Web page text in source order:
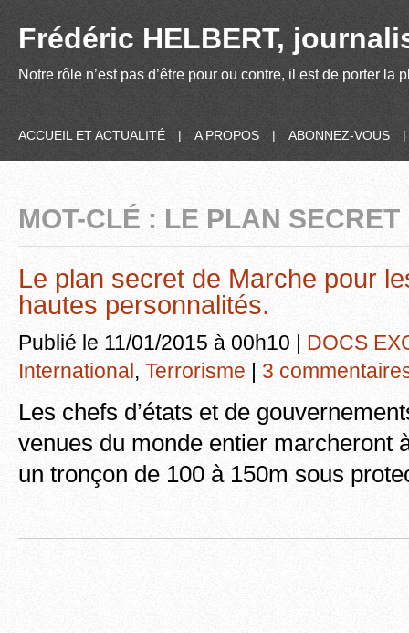
Frédéric HELBERT,
Notre rôle n’est pas d’être pour ou contre, il est de porter
ACCUEIL ET ACTUALITÉ | A PROPOS | ABONNEZ-VOUS |
MOT-CLÉ : LE PLAN SECRET
Le plan secret de Marche pour
hautes personnalités.
Publié le 11/01/2015 à 00h10 | DOCS
International, Terrorisme | 3
Les chefs d’états et de
venues du monde entier marcheront
un tronçon de 100 à 150m sous